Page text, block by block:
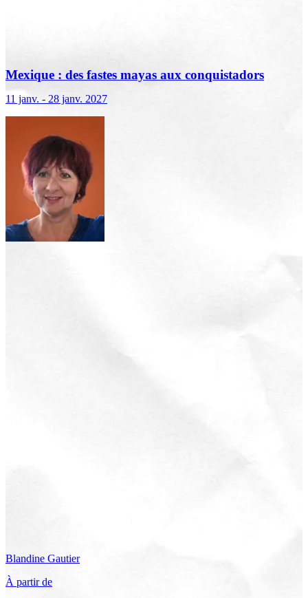
Mexique : des fastes mayas aux conquistadors
11 janv. - 28 janv. 2027
Blandine Gautier
À partir de